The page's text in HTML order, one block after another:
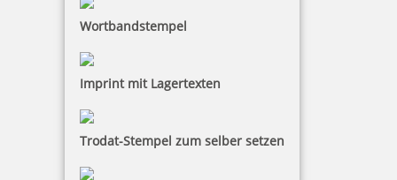
Wortbandstempel
Imprint mit Lagertexten
Trodat-Stempel zum selber setzen
Classic Line 2800 Arztstempel individueller Text 9-zeilig
94,15 €